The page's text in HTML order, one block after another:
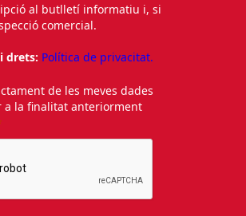
al butlletí informatiu i, si
comercial.
drets: Política de privacitat.
de les meves dades
a la finalitat anteriorment